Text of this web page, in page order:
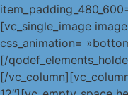
[vc_single_image
css_animation=
[/
[/